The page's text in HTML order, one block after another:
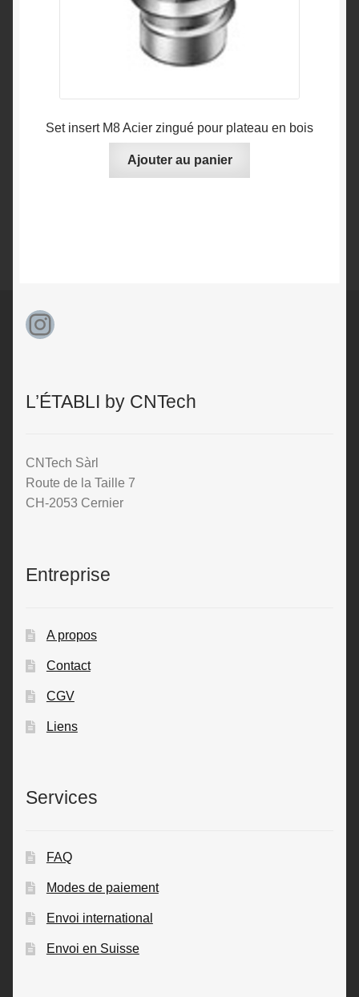
Set insert M8 Acier zingué pour plateau en bois
Ajouter au panier
Instagram
L’ÉTABLI by CNTech
CNTech Sàrl
Route de la Taille 7
CH-2053 Cernier
Entreprise
A propos
Contact
CGV
Liens
Services
FAQ
Modes de paiement
Envoi international
Envoi en Suisse